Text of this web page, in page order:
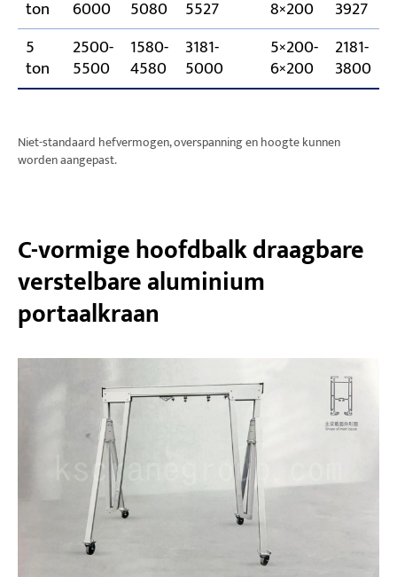
ton 6000 5080 5527 8×200 3927
5
ton
2500-
5500
1580-
4580
3181-
5000
5×200-
6×200
2181-
3800
Niet-standaard hefvermogen, overspanning en hoogte kunnen
worden aangepast.
C-vormige hoofdbalk draagbare
verstelbare aluminium
portaalkraan